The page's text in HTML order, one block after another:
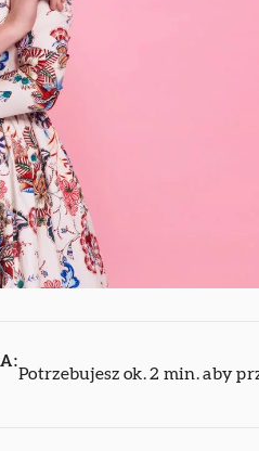
Potrzebujesz ok. 2 min. aby